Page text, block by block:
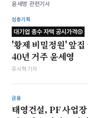
윤세영 관련기사
심층기획
대기업 총수 자택 공시가격⑤
'황제 비밀정원' 앞
40년 거주 윤세영
유시혁 기자
금융
태영건설, PF 사업